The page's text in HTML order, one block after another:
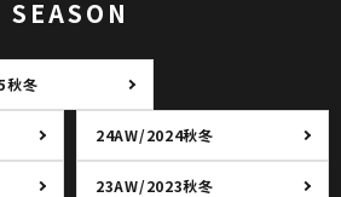
SEASON
秋冬
24AW/2024秋冬
23AW/2023秋冬